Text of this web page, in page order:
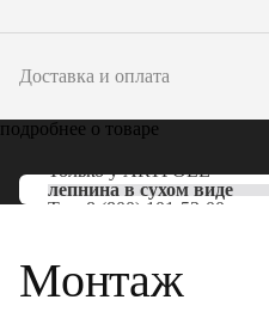
Доставка и оплата
подробнее о товаре
Только уARTPOLE
лепнина в сухом виде
Тел: 8 (800) 101-53-00
Монтаж